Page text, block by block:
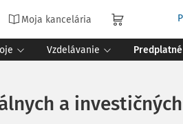
Moja kancelária
Vzdelávanie Predplatné
a